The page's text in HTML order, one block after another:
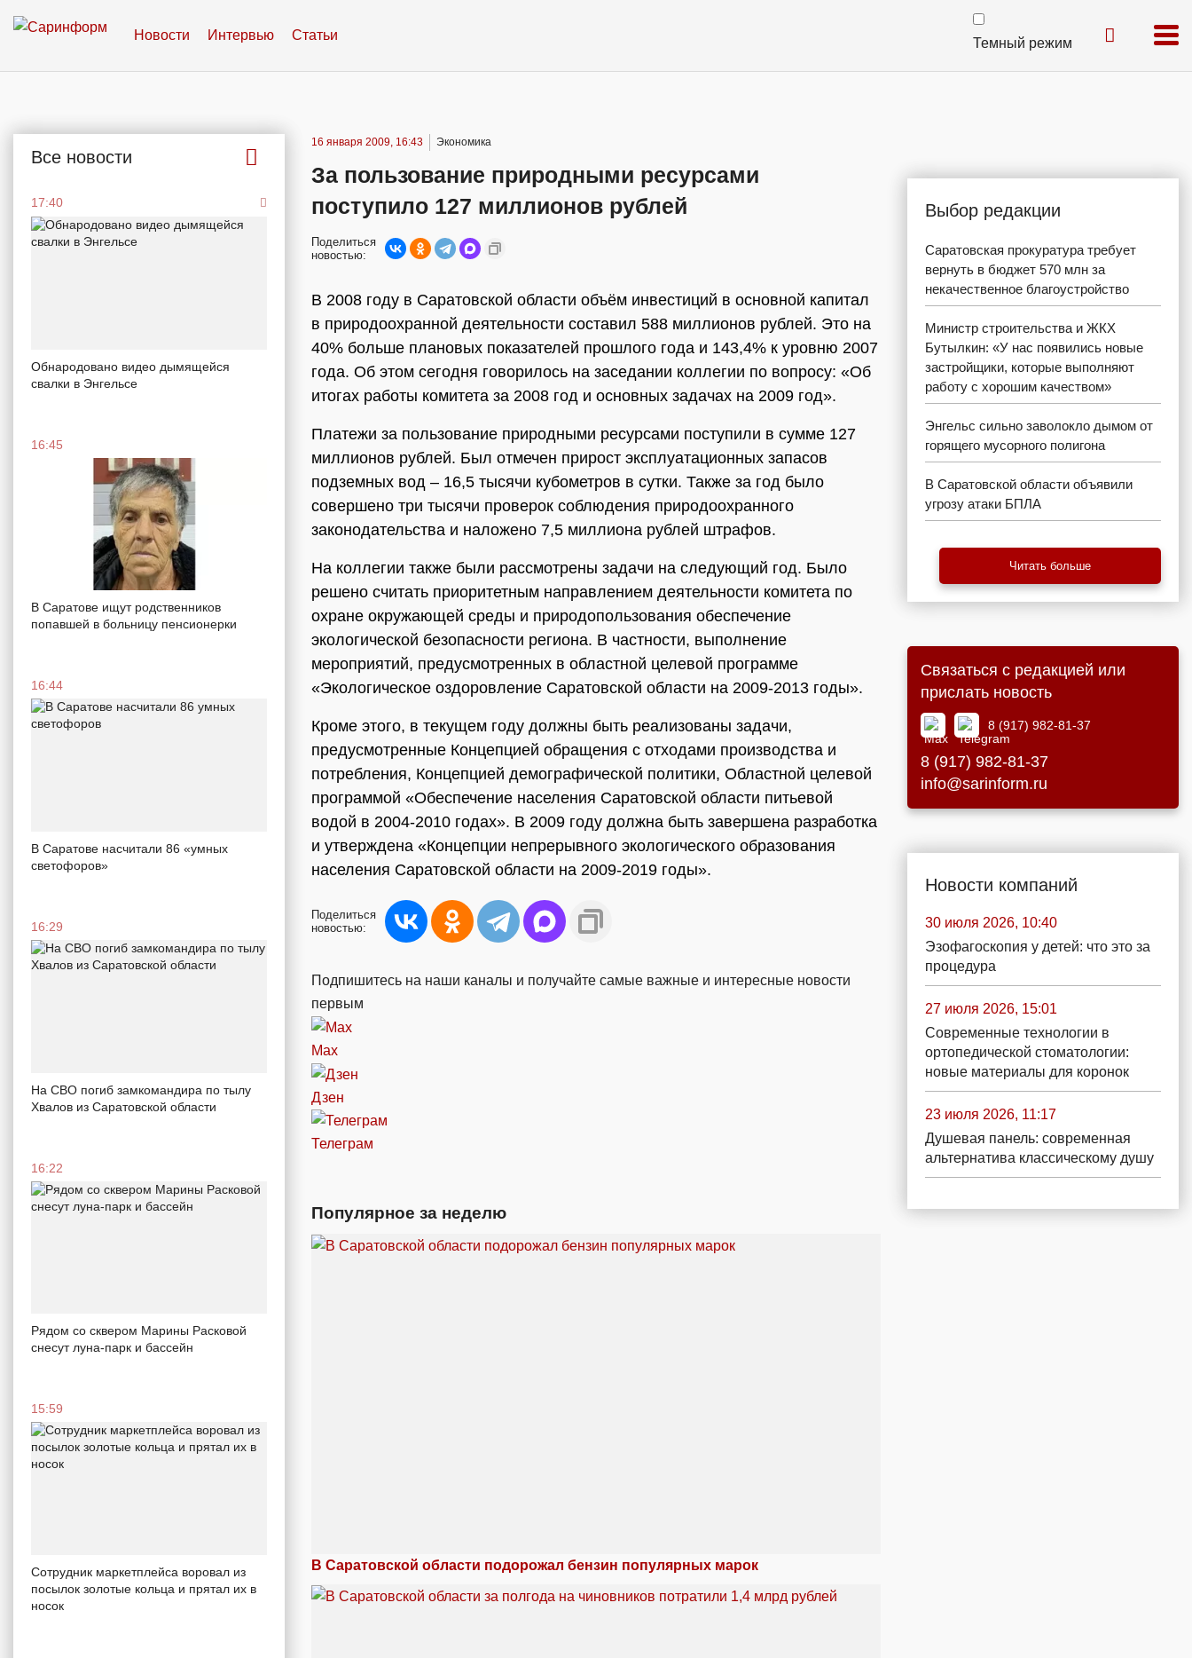
Новости Интервью Статьи
Темный режим
Все новости
17:40
Обнародовано видео дымящейся
свалки в Энгельсе
16:45
В Саратове ищут родственников
попавшей в больницу пенсионерки
16:44
В Саратове насчитали 86 «умных
светофоров»
16:29
На СВО погиб замкомандира по тылу
Хвалов из Саратовской области
16:22
Рядом со сквером Марины Расковой
снесут луна-парк и бассейн
15:59
Сотрудник маркетплейса воровал из
посылок золотые кольца и прятал их в
носок
16 января 2009, 16:43 Экономика
За пользование природными ресурсами
поступило 127 миллионов рублей
Поделиться
новостью:
В 2008 году в Саратовской области объём инвестиций в основной капитал
в природоохранной деятельности составил 588 миллионов рублей. Это на
40% больше плановых показателей прошлого года и 143,4% к уровню 2007
года. Об этом сегодня говорилось на заседании коллегии по вопросу: «Об
итогах работы комитета за 2008 год и основных задачах на 2009 год».
Платежи за пользование природными ресурсами поступили в сумме 127
миллионов рублей. Был отмечен прирост эксплуатационных запасов
подземных вод – 16,5 тысячи кубометров в сутки. Также за год было
совершено три тысячи проверок соблюдения природоохранного
законодательства и наложено 7,5 миллиона рублей штрафов.
На коллегии также были рассмотрены задачи на следующий год. Было
решено считать приоритетным направлением деятельности комитета по
охране окружающей среды и природопользования обеспечение
экологической безопасности региона. В частности, выполнение
мероприятий, предусмотренных в областной целевой программе
«Экологическое оздоровление Саратовской области на 2009-2013 годы».
Кроме этого, в текущем году должны быть реализованы задачи,
предусмотренные Концепцией обращения с отходами производства и
потребления, Концепцией демографической политики, Областной целевой
программой «Обеспечение населения Саратовской области питьевой
водой в 2004-2010 годах». В 2009 году должна быть завершена разработка
и утверждена «Концепции непрерывного экологического образования
населения Саратовской области на 2009-2019 годы».
Поделиться
новостью:
Подпишитесь на наши каналы и получайте самые важные и интересные новости
первым
Max
Дзен
Телеграм
Популярное за неделю
В Саратовской области подорожал бензин популярных марок
Выбор редакции
Саратовская прокуратура требует
вернуть в бюджет 570 млн за
некачественное благоустройство
Министр строительства и ЖКХ
Бутылкин: «У нас появились новые
застройщики, которые выполняют
работу с хорошим качеством»
Энгельс сильно заволокло дымом от
горящего мусорного полигона
В Саратовской области объявили
угрозу атаки БПЛА
Читать больше
Связаться с редакцией или
прислать новость
8 (917) 982-81-37
8 (917) 982-81-37
info@sarinform.ru
Новости компаний
30 июля 2026, 10:40
Эзофагоскопия у детей: что это за
процедура
27 июля 2026, 15:01
Современные технологии в
ортопедической стоматологии:
новые материалы для коронок
23 июля 2026, 11:17
Душевая панель: современная
альтернатива классическому душу